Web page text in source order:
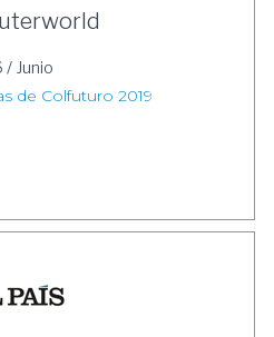
/ Junio
de Colfuturo 2019